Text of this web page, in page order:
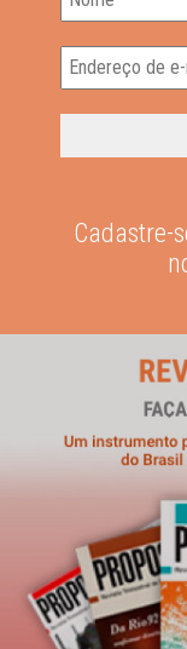
Cadastre-